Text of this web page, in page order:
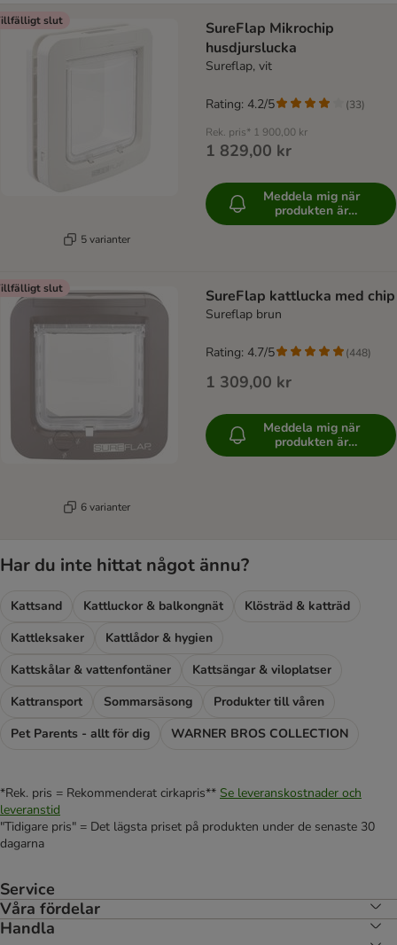
slut
5 varianter
SureFlap Mikrochip
husdjurslucka
Sureflap, vit
Rek. pris* 1 900,00 kr
1 829,00 kr
Rating: 4.2/5 (33)
Meddela mig när
produkten är
tillgänglig
slut
6 varianter
SureFlap kattlucka med chip
Sureflap brun
1 309,00 kr
Rating: 4.7/5 (448)
Meddela mig när
produkten är
tillgänglig
Har du inte hittat något ännu?
Kattsand Kattluckor & balkongnät
Klösträd & katträd
Kattleksaker
Kattlådor & hygien
Kattskålar & vattenfontäner
Kattsängar & viloplatser
Kattransport
Sommarsäsong
Produkter till våren
Pet Parents - allt för dig
WARNER BROS COLLECTION
*Rek. pris = Rekommenderat cirkapris** Se leveranskostnader och
leveranstid
"Tidigare pris" = Det lägsta priset på produkten under de senaste 30
dagarna
Service
Våra fördelar
Handla